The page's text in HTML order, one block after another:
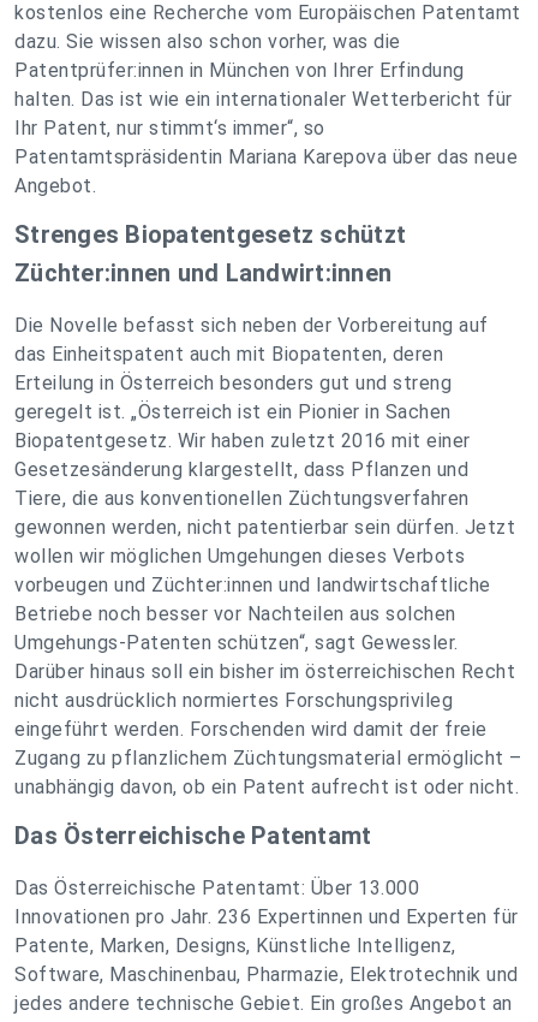
kostenlos eine Recherche vom Europäischen Patentamt
dazu. Sie wissen also schon vorher, was die
Patentprüfer:innen in München von Ihrer Erfindung
halten. Das ist wie ein internationaler Wetterbericht für
Ihr Patent, nur stimmt‘s immer“, so
Patentamtspräsidentin Mariana Karepova über das neue
Angebot.
Strenges Biopatentgesetz schützt
Züchter:innen und Landwirt:innen
Die Novelle befasst sich neben der Vorbereitung auf
das Einheitspatent auch mit Biopatenten, deren
Erteilung in Österreich besonders gut und streng
geregelt ist. „Österreich ist ein Pionier in Sachen
Biopatentgesetz. Wir haben zuletzt 2016 mit einer
Gesetzesänderung klargestellt, dass Pflanzen und
Tiere, die aus konventionellen Züchtungsverfahren
gewonnen werden, nicht patentierbar sein dürfen. Jetzt
wollen wir möglichen Umgehungen dieses Verbots
vorbeugen und Züchter:innen und landwirtschaftliche
Betriebe noch besser vor Nachteilen aus solchen
Umgehungs-Patenten schützen“, sagt Gewessler.
Darüber hinaus soll ein bisher im österreichischen Recht
nicht ausdrücklich normiertes Forschungsprivileg
eingeführt werden. Forschenden wird damit der freie
Zugang zu pflanzlichem Züchtungsmaterial ermöglicht –
unabhängig davon, ob ein Patent aufrecht ist oder nicht.
Das Österreichische Patentamt
Das Österreichische Patentamt: Über 13.000
Innovationen pro Jahr. 236 Expertinnen und Experten für
Patente, Marken, Designs, Künstliche Intelligenz,
Software, Maschinenbau, Pharmazie, Elektrotechnik und
jedes andere technische Gebiet. Ein großes Angebot an